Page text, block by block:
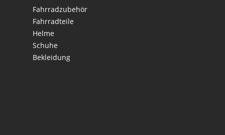
Fahrradzubehör
Fahrradteile
Helme
Schuhe
Bekleidung